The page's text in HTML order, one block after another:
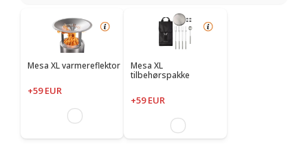
Mesa XL varmereflektor
+59 EUR
Mesa XL
tilbehørspakke
+59 EUR